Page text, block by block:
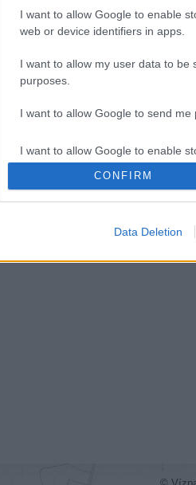
I want to allow Google to enable
web or device identifiers in apps.
I want to allow my user data to be
purposes.
I want to allow Google to send
I want to allow Google to enable
I want to allow Google to enable
CONFIRM
Data Deletion